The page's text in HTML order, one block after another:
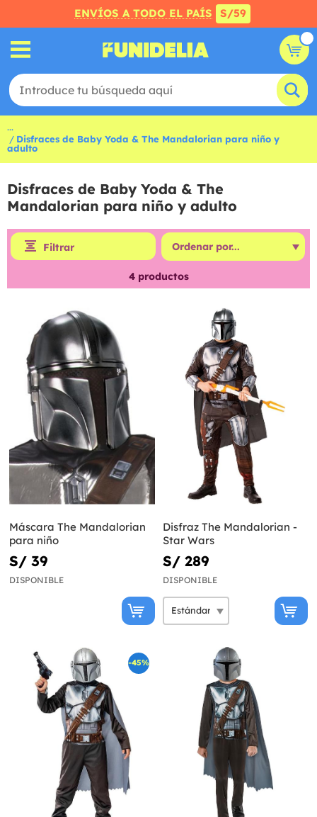
ENVÍOS A TODO EL PAÍS S/59
...
Disfraces de Baby Yoda & The Mandalorian para niño y
adulto
Disfraces de Baby Yoda & The
Mandalorian para niño y adulto
Filtrar
4productos
Máscara The Mandalorian
para niño
S/ 39
DISPONIBLE
Disfraz The Mandalorian -
Star Wars
S/ 289
DISPONIBLE
-45%